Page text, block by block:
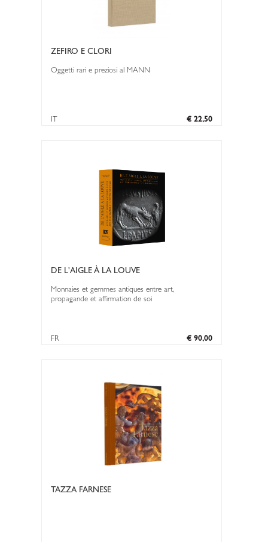
ZEFIRO E CLORI
Oggetti rari e preziosi al MANN
€ 22,50
IT
DE L'AIGLE À LA LOUVE
Monnaies et gemmes antiques entre art,
propagande et affirmation de soi
€ 90,00
FR
TAZZA FARNESE